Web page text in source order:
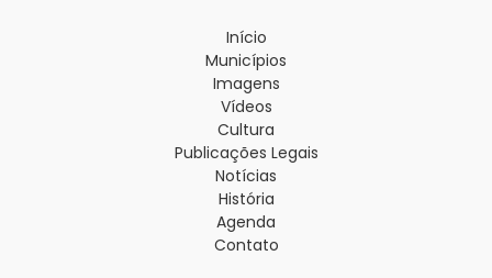
Início
Municípios
Imagens
Vídeos
Cultura
Publicações Legais
Notícias
História
Agenda
Contato